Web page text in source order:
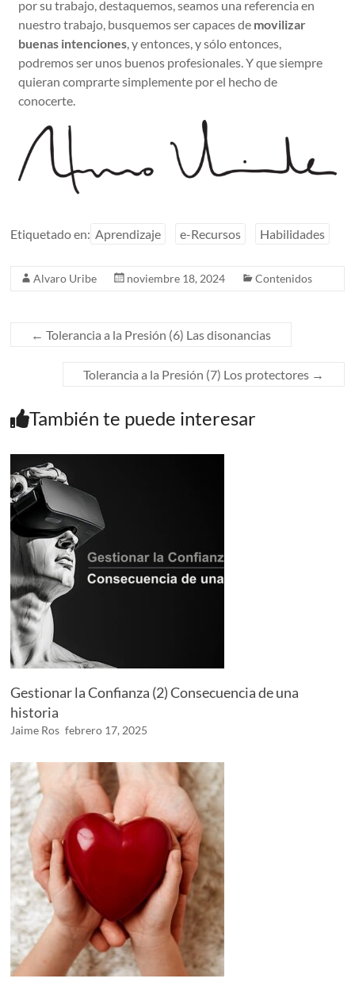
por su trabajo, destaquemos, seamos una referencia en
nuestro trabajo, busquemos ser capaces de movilizar
buenas intenciones, y entonces, y sólo entonces,
podremos ser unos buenos profesionales. Y que siempre
quieran comprarte simplemente por el hecho de
conocerte.
Etiquetado en: Aprendizaje e-Recursos Habilidades
Alvaro Uribe noviembre 18, 2024 Contenidos
← Tolerancia a la Presión (6) Las disonancias
Tolerancia a la Presión (7) Los protectores →
También te puede interesar
Gestionar la Confianza (2) Consecuencia de una
historia
Jaime Ros febrero 17, 2025